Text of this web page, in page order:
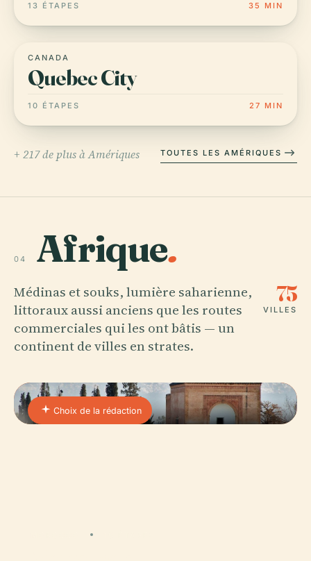
13 ÉTAPES 35 MIN
CANADA
Quebec City
10 ÉTAPES 27 MIN
+ 217 de plus à Amériques TOUTES LES AMÉRIQUES
04 Afrique.
Médinas et souks, lumière saharienne,
littoraux aussi anciens que les routes
commerciales qui les ont bâtis — un
continent de villes en strates.
75
VILLES
Choix de la rédaction